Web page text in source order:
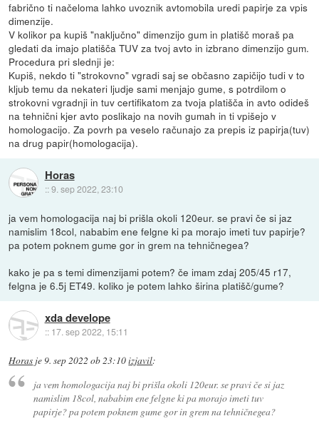
fabrično ti načeloma lahko uvoznik avtomobila uredi papirje za vpis
dimenzije.
V kolikor pa kupiš "naključno" dimenzijo gum in platišč moraš pa
gledati da imajo platišča TUV za tvoj avto in izbrano dimenzijo gum.
Procedura pri slednji je:
Kupiš, nekdo ti "strokovno" vgradi saj se občasno zapičijo tudi v to
kljub temu da nekateri ljudje sami menjajo gume, s potrdilom o
strokovni vgradnji in tuv certifikatom za tvoja platišča in avto odideš
na tehnični kjer avto poslikajo na novih gumah in ti vpišejo v
homologacijo. Za povrh pa veselo računajo za prepis iz papirja(tuv)
na drug papir(homologacija).
Horas
::9. sep 2022, 23:10
ja vem homologacija naj bi prišla okoli 120eur. se pravi če si jaz
namislim 18col, nababim ene felgne ki pa morajo imeti tuv papirje?
pa potem poknem gume gor in grem na tehničnegea?
kako je pa s temi dimenzijami potem? če imam zdaj 205/45 r17,
felgna je 6.5j ET49. koliko je potem lahko širina platišč/gume?
xda develope
:: 17. sep 2022, 15:11
Horas je9. sep 2022 ob 23:10izjavil:
ja vem homologacija naj bi prišla okoli 120eur. se pravi če si jaz
namislim 18col, nababim ene felgne ki pa morajo imeti tuv
papirje? pa potem poknem gume gor in grem na tehničnegea?